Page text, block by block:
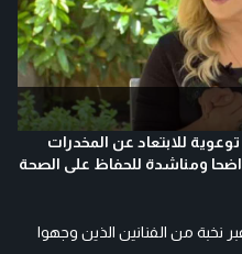
للابتعاد عن المخدرات
ومناشدة للحفاظ على الصحة
نخبة من الفنانين الذين وجهوا